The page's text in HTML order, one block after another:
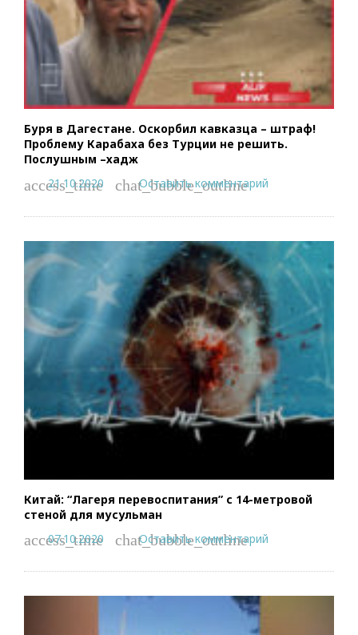
Буря в Дагестане. Оскорбил кавказца – штраф!
Проблему Карабаха без Турции не решить.
Послушным –хадж
access_time
21.10.2020 chat_bubble_outline
Оставить комментарий
Китай: “Лагеря перевоспитания” с 14-метровой
стеной для мусульман
access_time
07.10.2020 chat_bubble_outline
Оставить комментарий